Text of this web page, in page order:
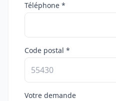
Téléphone *
Code postal *
Votre demande